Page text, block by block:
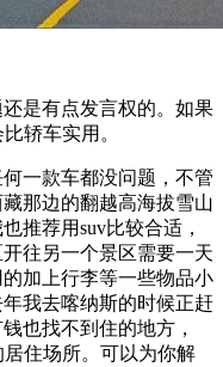
是有点发言权的。如果
轿车实用。
一款车都没问题，不管
那边的翻越高海拔雪山
推荐用suv比较合适，
往另一个景区需要一天
加上行李等一些物品小
我去喀纳斯的时候正赶
也找不到住的地方，
住场所。可以为你解